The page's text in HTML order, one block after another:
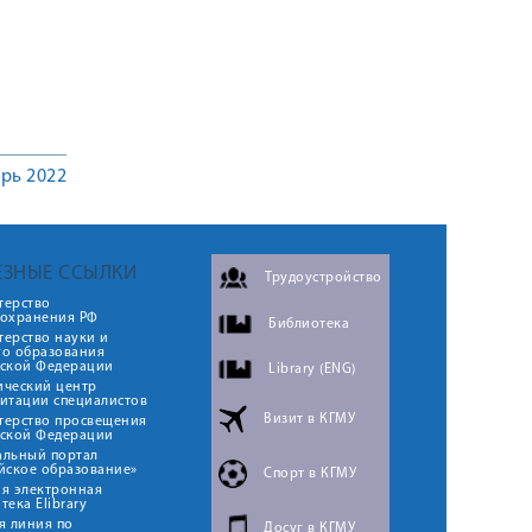
2022
ССЫЛКИ
РФ
науки и
образования
Федерации
центр
специалистов
просвещения
Федерации
портал
образование»
электронная
Elibrary
линия по
Трудоустройство
Библиотека
Library (ENG)
Визит в КГМУ
Спорт в КГМУ
Досуг в КГМУ